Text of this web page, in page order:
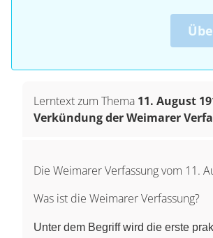
Lerntext zum Thema 11. August
Verkündung der Weimarer
Die Weimarer Verfassung vom 11.
Was ist die Weimarer Verfassung?
Unter dem Begriff wird die erste